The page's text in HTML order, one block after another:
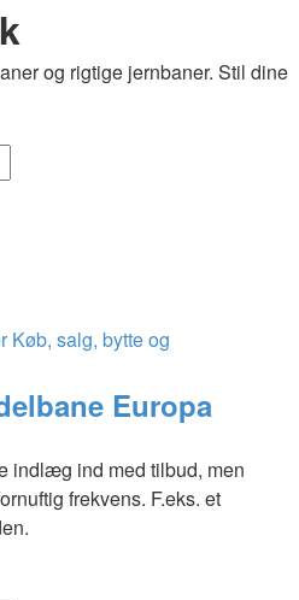
og rigtige jernbaner. Stil dine
Køb, salg, bytte og
Europa
indlæg ind med tilbud, men
frekvens. F.eks. et